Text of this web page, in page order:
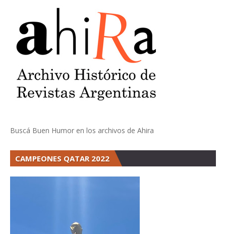
Buscá Buen Humor en los archivos de Ahira
CAMPEONES QATAR 2022